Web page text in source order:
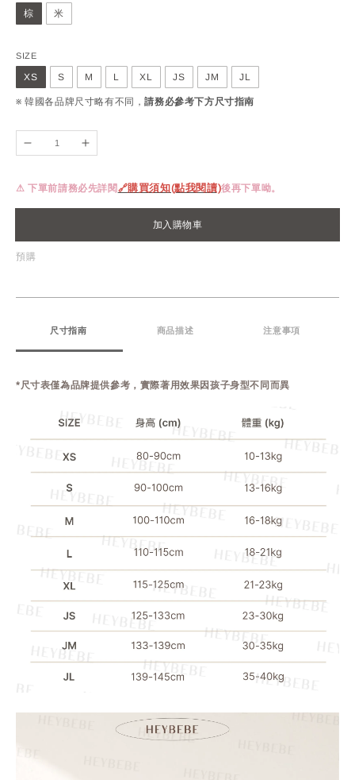
棕 米
SIZE
XS S M L XL JS JM JL
※ 韓國各品牌尺寸略有不同，請務必參考下方尺寸指南
⚠ 下單前請務必先詳閱🔗購買須知(點我閱讀)後再下單呦。
加入購物車
預購
尺寸指南 商品描述 注意事項
*尺寸表僅為品牌提供參考，實際著用效果因孩子身型不同而異